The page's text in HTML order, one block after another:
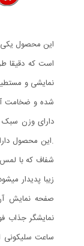
این محصول یکی
دارای وزن
.این محصول
شفاف که با
زیبا پدیدار
صفحه نمایش
نمایشگر جذاب
ساعت